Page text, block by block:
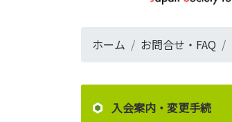
ホーム お問合せ・FAQ
入会案内・変更手続